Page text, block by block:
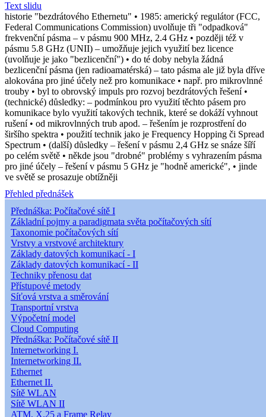
Text slidu
historie "bezdrátového Ethernetu" • 1985: americký regulátor (FCC,
Federal Communications Commission) uvolňuje tři "odpadková"
frekvenční pásma – v pásmu 900 MHz, 2.4 GHz • později též v
pásmu 5.8 GHz (UNII) – umožňuje jejich využití bez licence
(uvolňuje je jako "bezlicenční") • do té doby nebyla žádná
bezlicenční pásma (jen radioamatérská) – tato pásma ale již byla dříve
alokována pro jiné účely než pro komunikace • např. pro mikrovlnné
trouby • byl to obrovský impuls pro rozvoj bezdrátových řešení •
(technické) důsledky: – podmínkou pro využití těchto pásem pro
komunikace bylo využití takových technik, které se dokáží vyhnout
rušení • od mikrovlnných trub apod. – řešením je rozprostření do
širšího spektra • použití technik jako je Frequency Hopping či Spread
Spectrum • (další) důsledky – řešení v pásmu 2,4 GHz se snáze šíří
po celém světě • někde jsou "drobné" problémy s vyhrazením pásma
pro jiné účely – řešení v pásmu 5 GHz je "hodně americké", • jinde
ve světě se prosazuje obtížněji
Přehled přednášek
Přednáška: Počítačové sítě I
Základní pojmy a paradigmata světa počítačových sítí
Taxonomie počítačových sítí
Vrstvy a vrstvové architektury
Základy datových komunikací - I
Základy datových komunikací - II
Techniky přenosu dat
Přístupové metody
Síťová vrstva a směrování
Transportní vrstva
Výpočetní model
Cloud Computing
Přednáška: Počítačové sítě II
Internetworking I.
Internetworking II.
Ethernet
Ethernet II.
Sítě WLAN
Sítě WLAN II
ATM, X.25 a Frame Relay